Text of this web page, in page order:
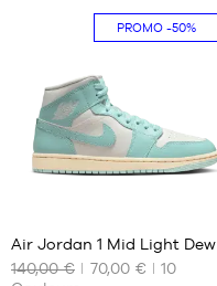
PROMO-50%
NOS
Air Jordan 1 Mid Light Dew
140,00 €
70,00 €
10